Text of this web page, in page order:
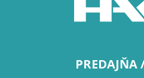
PREDAJŇA